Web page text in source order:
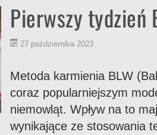
Pierwszy tydzień
27 października 2023
Metoda karmienia BLW
coraz popularniejszym
niemowląt. Wpływ na to
wynikające ze stosowania